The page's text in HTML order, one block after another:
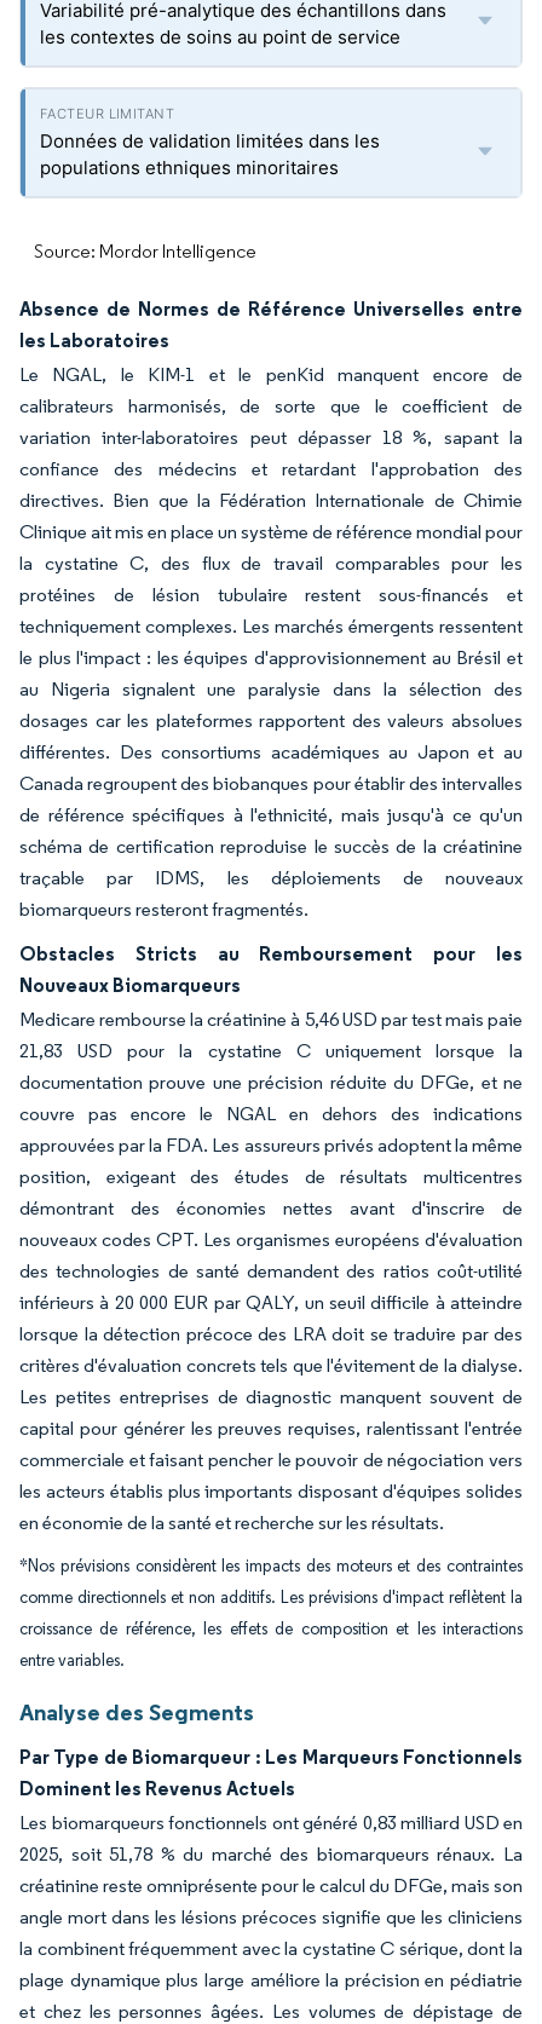
Variabilité pré-analytique des échantillons dans
les contextes de soins au point de service
Données de validation limitées dans les
populations ethniques minoritaires
Source: Mordor Intelligence
Absence de Normes de Référence Universelles entre
les Laboratoires
Le NGAL, le KIM-1 et le penKid manquent encore de
calibrateurs harmonisés, de sorte que le coefficient de
variation inter-laboratoires peut dépasser 18 %, sapant la
confiance des médecins et retardant l'approbation des
directives. Bien que la Fédération Internationale de Chimie
Clinique ait mis en place un système de référence mondial pour
la cystatine C, des flux de travail comparables pour les
protéines de lésion tubulaire restent sous-financés et
techniquement complexes. Les marchés émergents ressentent
le plus l'impact : les équipes d'approvisionnement au Brésil et
au Nigeria signalent une paralysie dans la sélection des
dosages car les plateformes rapportent des valeurs absolues
différentes. Des consortiums académiques au Japon et au
Canada regroupent des biobanques pour établir des intervalles
de référence spécifiques à l'ethnicité, mais jusqu'à ce qu'un
schéma de certification reproduise le succès de la créatinine
traçable par IDMS, les déploiements de nouveaux
biomarqueurs resteront fragmentés.
Obstacles Stricts au Remboursement pour les
Nouveaux Biomarqueurs
Medicare rembourse la créatinine à 5,46 USD par test mais paie
21,83 USD pour la cystatine C uniquement lorsque la
documentation prouve une précision réduite du DFGe, et ne
couvre pas encore le NGAL en dehors des indications
approuvées par la FDA. Les assureurs privés adoptent la même
position, exigeant des études de résultats multicentres
démontrant des économies nettes avant d'inscrire de
nouveaux codes CPT. Les organismes européens d'évaluation
des technologies de santé demandent des ratios coût-utilité
inférieurs à 20 000 EUR par QALY, un seuil difficile à atteindre
lorsque la détection précoce des LRA doit se traduire par des
critères d'évaluation concrets tels que l'évitement de la dialyse.
Les petites entreprises de diagnostic manquent souvent de
capital pour générer les preuves requises, ralentissant l'entrée
commerciale et faisant pencher le pouvoir de négociation vers
les acteurs établis plus importants disposant d'équipes solides
en économie de la santé et recherche sur les résultats.
*Nos prévisions considèrent les impacts des moteurs et des contraintes
comme directionnels et non additifs. Les prévisions d'impact reflètent la
croissance de référence, les effets de composition et les interactions
entre variables.
Analyse des Segments
Par Type de Biomarqueur : Les Marqueurs Fonctionnels
Dominent les Revenus Actuels
Les biomarqueurs fonctionnels ont généré 0,83 milliard USD en
2025, soit 51,78 % du marché des biomarqueurs rénaux. La
créatinine reste omniprésente pour le calcul du DFGe, mais son
angle mort dans les lésions précoces signifie que les cliniciens
la combinent fréquemment avec la cystatine C sérique, dont la
plage dynamique plus large améliore la précision en pédiatrie
et chez les personnes âgées. Les volumes de dépistage de